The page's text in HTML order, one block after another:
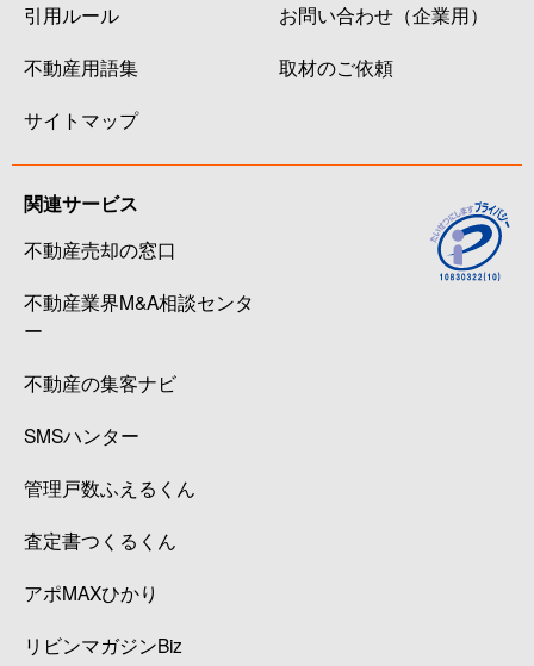
引用ルール
不動産用語集
サイトマップ
お問い合わせ（企業用）
取材のご依頼
関連サービス
不動産売却の窓口
不動産業界M&A相談センタ
ー
不動産の集客ナビ
SMSハンター
管理戸数ふえるくん
査定書つくるくん
アポMAXひかり
リビンマガジンBiz